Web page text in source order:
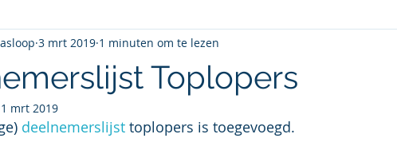
Toplopers
3 mrt 2019 1 minuten om te lezen
mrt 2019
deelnemerslijst toplopers is toegevoegd.